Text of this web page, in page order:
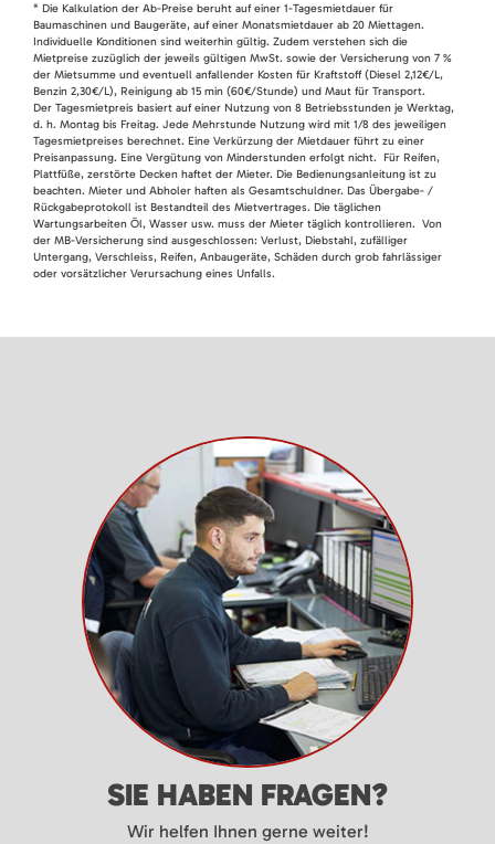
* Die Kalkulation der Ab-Preise beruht auf einer 1-Tagesmietdauer für
Baumaschinen und Baugeräte, auf einer Monatsmietdauer ab 20 Miettagen.
Individuelle Konditionen sind weiterhin gültig. Zudem verstehen sich die
Mietpreise zuzüglich der jeweils gültigen MwSt. sowie der Versicherung von 7 %
der Mietsumme und eventuell anfallender Kosten für Kraftstoff (Diesel 2,12€/L,
Benzin 2,30€/L), Reinigung ab 15 min (60€/Stunde) und Maut für Transport.
Der Tagesmietpreis basiert auf einer Nutzung von 8 Betriebsstunden je Werktag,
d. h. Montag bis Freitag. Jede Mehrstunde Nutzung wird mit 1/8 des jeweiligen
Tagesmietpreises berechnet. Eine Verkürzung der Mietdauer führt zu einer
Preisanpassung. Eine Vergütung von Minderstunden erfolgt nicht. Für Reifen,
Plattfüße, zerstörte Decken haftet der Mieter. Die Bedienungsanleitung ist zu
beachten. Mieter und Abholer haften als Gesamtschuldner. Das Übergabe- /
Rückgabeprotokoll ist Bestandteil des Mietvertrages. Die täglichen
Wartungsarbeiten Öl, Wasser usw. muss der Mieter täglich kontrollieren. Von
der MB-Versicherung sind ausgeschlossen: Verlust, Diebstahl, zufälliger
Untergang, Verschleiss, Reifen, Anbaugeräte, Schäden durch grob fahrlässiger
oder vorsätzlicher Verursachung eines Unfalls.
SIE HABEN FRAGEN?
Wir helfen Ihnen gerne weiter!